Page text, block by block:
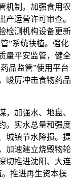
机制。加强食用农
产运营许可审查。
检测机构设备更新
”系统扶植。强化
量平安监管，健全
品监管”使用平台
峻厉冲击食物药品
加强水、地盘、
。实水总量和强度
城镇节水降损。提
加速建立烧毁物轮
切推进沈阳、大连
推进再生资本操